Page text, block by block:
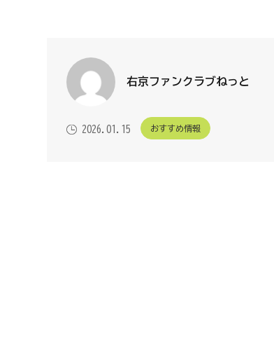
右京ファンクラブねっと
2026.01.15 おすすめ情報